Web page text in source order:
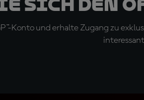
sich den
Konto und erhalte Zugang zu